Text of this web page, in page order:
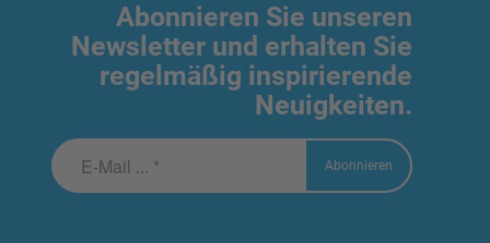
Abonnieren Sie unseren
Newsletter und erhalten Sie
regelmäßig inspirierende
Neuigkeiten.